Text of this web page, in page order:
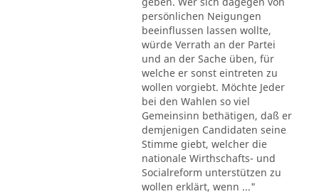
persönlichen Neigungen
beeinflussen lassen wollte,
würde Verrath an der Partei
und an der Sache üben, für
welche er sonst eintreten zu
wollen vorgiebt. Möchte Jeder
bei den Wahlen so viel
Gemeinsinn bethätigen, daß er
demjenigen Candidaten seine
Stimme giebt, welcher die
nationale Wirthschafts- und
Socialreform unterstützen zu
wollen erklärt, wenn ..."